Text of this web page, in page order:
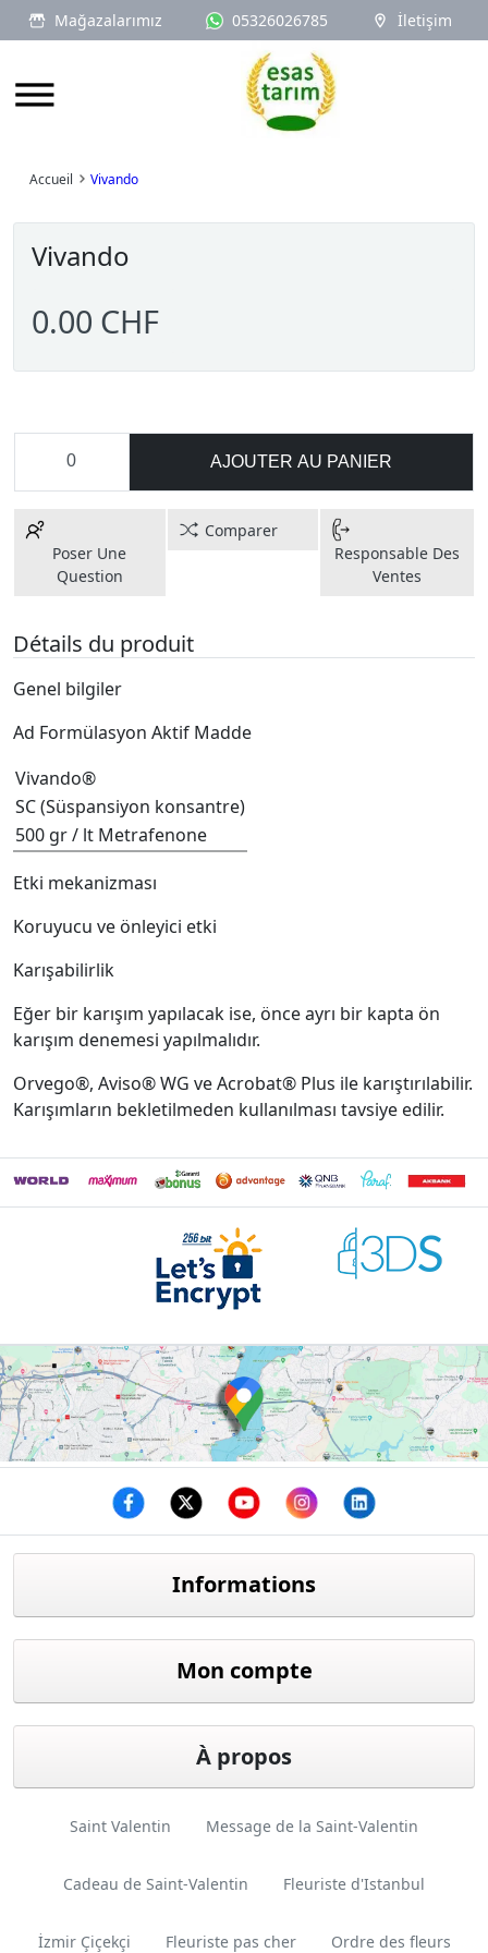
Mağazalarımız 05326026785 İletişim
Logo
Accueil Vivando
Vivando
0.00 CHF
AJOUTER AU PANIER
Poser Une
Question
Comparer
Responsable Des
Ventes
Détails du produit
Genel bilgiler
Ad Formülasyon Aktif Madde
Vivando®
SC (Süspansiyon konsantre)
500 gr / lt Metrafenone
Etki mekanizması
Koruyucu ve önleyici etki
Karışabilirlik
Eğer bir karışım yapılacak ise, önce ayrı bir kapta ön
karışım denemesi yapılmalıdır.
Orvego®, Aviso® WG ve Acrobat® Plus ile karıştırılabilir.
Karışımların bekletilmeden kullanılması tavsiye edilir.
Informations
Mon compte
À propos
Saint Valentin Message de la Saint-Valentin
Cadeau de Saint-Valentin Fleuriste d'Istanbul
İzmir Çiçekçi Fleuriste pas cher Ordre des fleurs